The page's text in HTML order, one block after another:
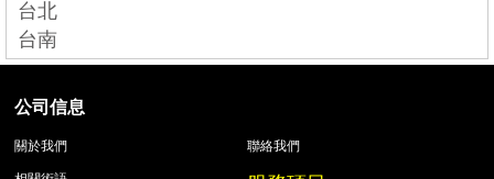
台北
台南
公司信息
關於我們
聯絡我們